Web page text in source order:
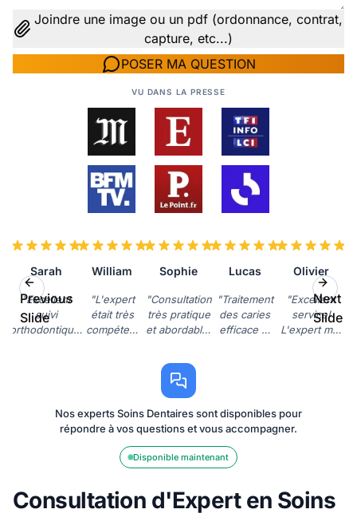
Joindre une image ou un pdf (ordonnance, contrat,
capture, etc...)
POSER MA QUESTION
VU DANS LA PRESSE
Sarah
"Excellent
suivi
orthodontique.
William
"L'expert
était très
compétent
pour mes
gencives
sensibles."
Sophie
"Consultation
très pratique
et abordable.
compris
comment
bien utiliser
dents
électrique
Oral-B!"
Lucas
"Traitement
des caries
efficace et
rassurante."
Olivier
"Excellent
service!
L'expert m'a
dentaire. Je
recommande
Previous
Slide
Next
Slide
Nos experts Soins Dentaires sont disponibles pour
répondre à vos questions et vous accompagner.
Disponible maintenant
Consultation d'Expert en Soins